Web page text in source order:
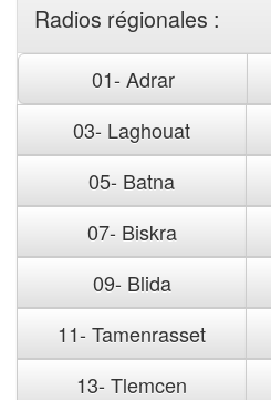
Radios régionales :
01- Adrar
03- Laghouat
05- Batna
07- Biskra
09- Blida
11- Tamenrasset
13- Tlemcen